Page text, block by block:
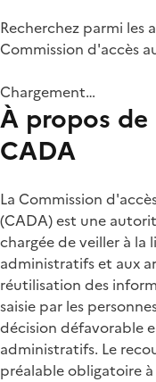
Recherchez parmi les
Commission d'accès
Chargement…
À propos de
CADA
La Commission
(CADA) est une
chargée de veiller à
administratifs et aux
réutilisation des
saisie par les
décision défavorable
administratifs. Le
préalable obligatoire